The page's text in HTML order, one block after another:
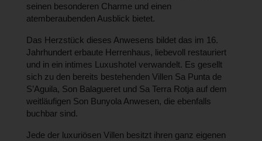
seinen besonderen Charme und einen
atemberaubenden Ausblick bietet.
Das Herzstück dieses Anwesens bildet das im 16.
Jahrhundert erbaute Herrenhaus, liebevoll restauriert
und in ein intimes Luxushotel verwandelt. Es gesellt
sich zu den bereits bestehenden Villen Sa Punta de
S’Aguila, Son Balagueret und Sa Terra Rotja auf dem
weitläufigen Son Bunyola Anwesen, die ebenfalls
buchbar sind.
Jede der luxuriösen Villen besitzt ihren ganz eigenen